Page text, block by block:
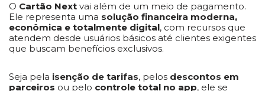
O Cartão Next vai além de um meio de pagamento.
Ele representa uma solução financeira moderna,
econômica e totalmente digital, com recursos que
atendem desde usuários básicos até clientes exigentes
que buscam benefícios exclusivos.
Seja pela isenção de tarifas, pelos descontos em
parceiros ou pelo controle total no app, ele se